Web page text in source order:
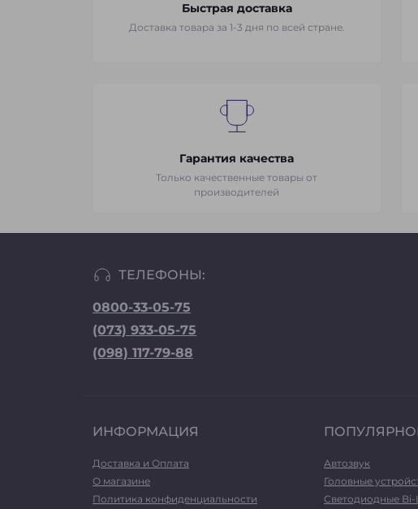
Быстрая доставка
Доставка товара за 1-3 дня по всей стране.
Гарантия качества
Только качественные товары от
производителей
ТЕЛЕФОНЫ:
0800-33-05-75
(073) 933-05-75
(098) 117-79-88
ИНФОРМАЦИЯ
Доставка и Оплата
О магазине
Политика конфиденциальности
Автозвук
Головные
Светодиодные Bi-